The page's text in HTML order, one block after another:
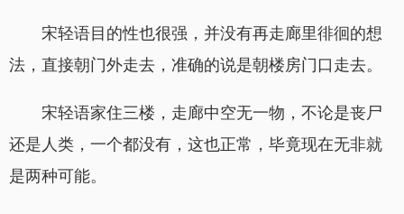
宋轻语目的性也很强，并没有再走廊里徘徊的想
法，直接朝门外走去，准确的说是朝楼房门口走去。
宋轻语家住三楼，走廊中空无一物，不论是丧尸
还是人类，一个都没有，这也正常，毕竟现在无非就
是两种可能。